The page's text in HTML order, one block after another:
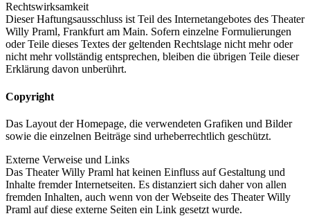
Rechtswirksamkeit
Dieser Haftungsausschluss ist Teil des Internetangebotes des Theater
Willy Praml, Frankfurt am Main. Sofern einzelne Formulierungen
oder Teile dieses Textes der geltenden Rechtslage nicht mehr oder
nicht mehr vollständig entsprechen, bleiben die übrigen Teile dieser
Erklärung davon unberührt.
Copyright
Das Layout der Homepage, die verwendeten Grafiken und Bilder
sowie die einzelnen Beiträge sind urheberrechtlich geschützt.
Externe Verweise und Links
Das Theater Willy Praml hat keinen Einfluss auf Gestaltung und
Inhalte fremder Internetseiten. Es distanziert sich daher von allen
fremden Inhalten, auch wenn von der Webseite des Theater Willy
Praml auf diese externe Seiten ein Link gesetzt wurde.